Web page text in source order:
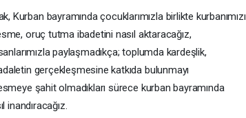
bayramında çocuklarımızla birlikte kurbanımızı
oruç tutma ibadetini nasıl aktaracağız,
paylaşmadıkça; toplumda kardeşlik,
gerçekleşmesine katkıda bulunmayı
şahit olmadıkları sürece kurban bayramında
inandıracağız.